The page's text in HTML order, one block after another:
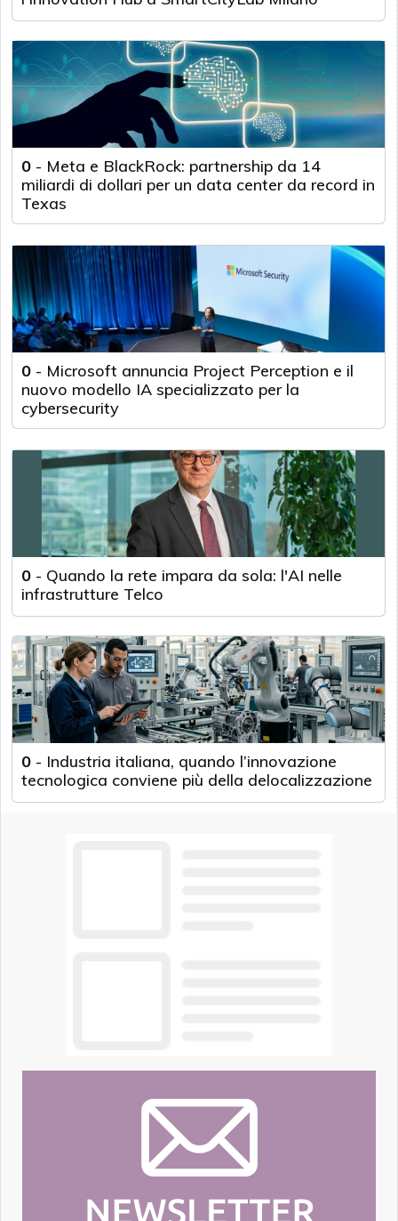
0 - Meta e BlackRock: partnership da 14
miliardi di dollari per un data center da record in
Texas
0 - Microsoft annuncia Project Perception e il
nuovo modello IA specializzato per la
cybersecurity
0 - Quando la rete impara da sola: l'AI nelle
infrastrutture Telco
0 - Industria italiana, quando l’innovazione
tecnologica conviene più della delocalizzazione